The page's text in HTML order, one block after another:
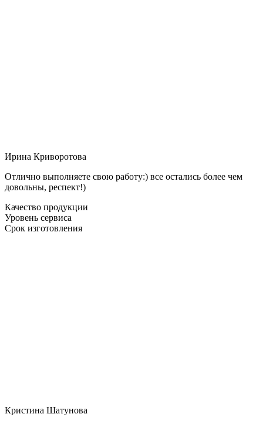
Ирина Криворотова
Отлично выполняете свою работу:) все остались более чем
довольны, респект!)
Качество продукции
Уровень сервиса
Срок изготовления
Кристина Шатунова